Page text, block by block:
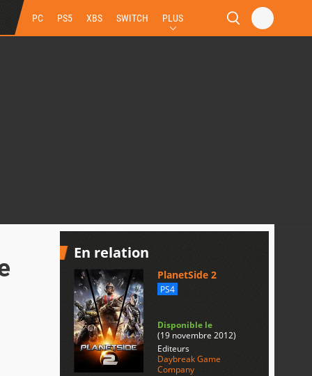
PC PS5 XBS SWITCH PLUS
En relation
PlanetSide 2
PS4
Disponible le
(19 novembre 2012)
Editeurs
Daybreak Game
Company